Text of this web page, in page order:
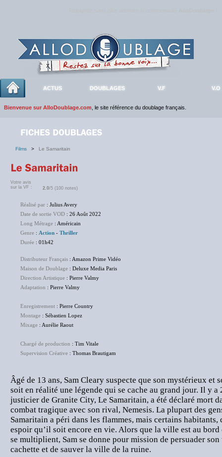
ACTUS DOUBLAGES V.F V.O
Bienvenue sur AlloDoublage.com , le site référence du doublage français.
Films > Le Samaritain
Votre avis
sur la VF :
2.0/5 (100 notes)
Réalisé par : Julius Avery
Date de sortie VOD : 26 Août 2022
Long Métrage : Américain
Genre : Action - Thriller
Durée : 01h42
Distributeur Français : Amazon Prime Vidéo
Maison de Doublage : Deluxe Media Paris
Direction Artistique : Pierre Valmy
Adaptation : Pierre Valmy
Enregistrement : Pierre Country
Montage : Sébastien Lopez
Mixage : Aurélie Raout
Chargé de production : Tim Vitale
Supervision Créative : Thomas Brautigam
Âgé de 13 ans, Sam Cleary suspecte que son mystérieux
soit en réalité une légende qui se cache au grand jour. Il y a
justicier de Granite City, Le Samaritain, a été déclaré mort
combat tragique avec son rival, Nemesis. La plupart des
Samaritain a péri dans les flammes, mais certains habitants,
espoir qu’il soit encore en vie. Alors que la ville est au bord
se multiplient, Sam se donne pour mission de persuader
cachette et de sauver la ville de la ruine.